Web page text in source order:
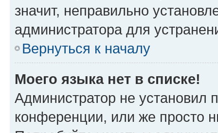
значит, неправильно
администратора для
Вернуться к началу
Моего языка нет в списке!
Администратор не установил
конференции, или же просто